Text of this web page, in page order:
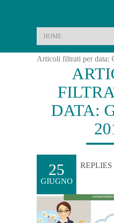
Home
Sala stampa
Articoli filtrati per data:
DATA:
25
GIUGNO
REPLIES